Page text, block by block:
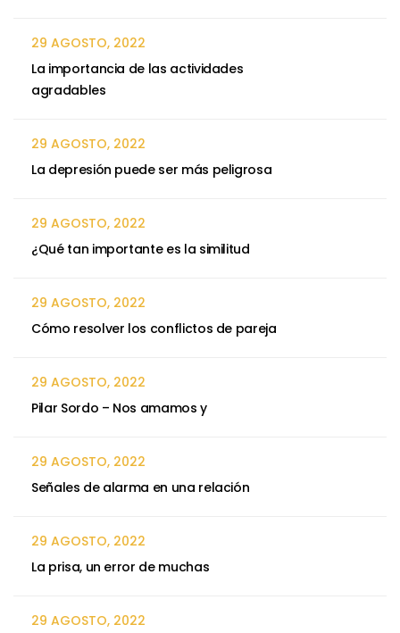
29 AGOSTO, 2022
La importancia de las actividades
agradables
29 AGOSTO, 2022
La depresión puede ser más peligrosa
29 AGOSTO, 2022
¿Qué tan importante es la similitud
29 AGOSTO, 2022
Cómo resolver los conflictos de pareja
29 AGOSTO, 2022
Pilar Sordo – Nos amamos y
29 AGOSTO, 2022
Señales de alarma en una relación
29 AGOSTO, 2022
La prisa, un error de muchas
29 AGOSTO, 2022